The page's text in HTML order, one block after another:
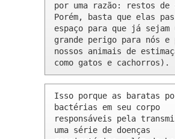
por uma razão: restos de
Porém, basta que elas
espaço para que já sejam
grande perigo para nós e
nossos animais de
como gatos e cachorros).
Isso porque as baratas
bactérias em seu corpo
responsáveis pela
uma série de doenças